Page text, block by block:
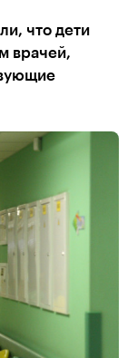
что дети
врачей,